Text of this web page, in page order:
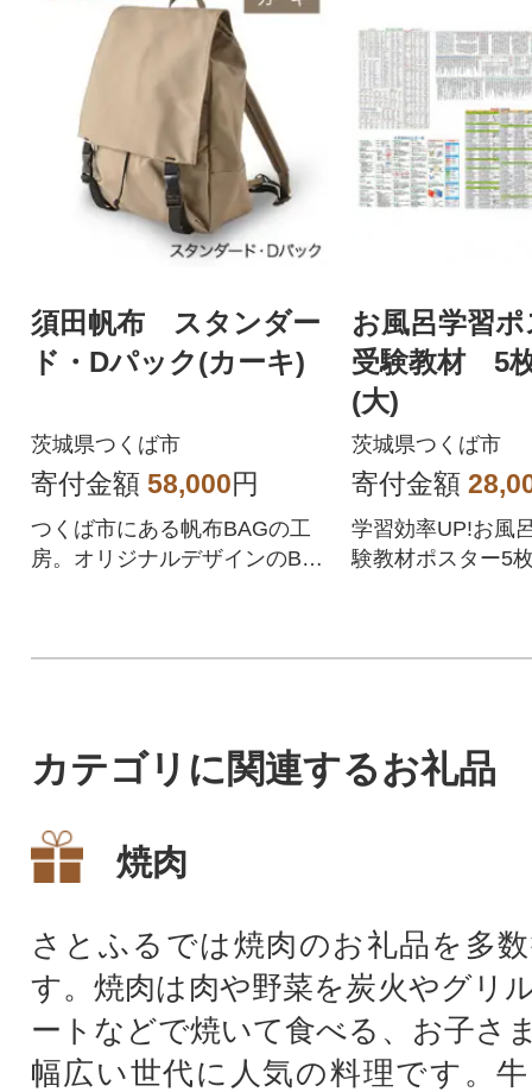
須田帆布 スタンダー
ド・Dパック(カーキ)
茨城県つくば市
寄付金額 58,000円
つくば市にある帆布BAGの工
房。オリジナルデザインのBA
お風呂学習
受験教材 5
(大)
茨城県つくば市
寄付金額
学習効率UP!お風
験教材ポスター5
カテゴリに関連するお礼品
焼肉
さとふるでは焼肉のお礼品を多
す。焼肉は肉や野菜を炭火やグリ
ートなどで焼いて食べる、お子さ
幅広い世代に人気の料理です。